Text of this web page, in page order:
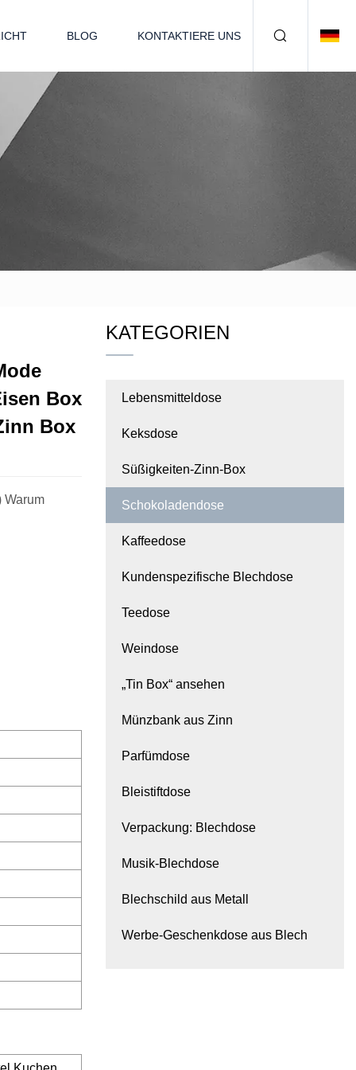
BLOG KONTAKTIERE UNS
Box
Box
Warum
KATEGORIEN
Lebensmitteldose
Keksdose
Süßigkeiten-Zinn-Box
Schokoladendose
Kaffeedose
Kundenspezifische Blechdose
Teedose
Weindose
„Tin Box“ ansehen
Münzbank aus Zinn
Parfümdose
Bleistiftdose
Verpackung: Blechdose
Musik-Blechdose
Blechschild aus Metall
Werbe-Geschenkdose aus Blech